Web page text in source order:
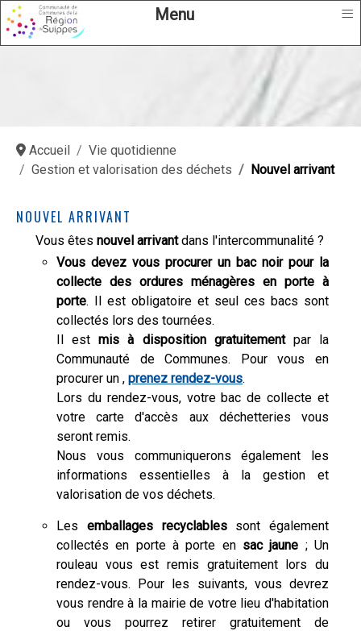
Menu ≡
Accueil
Vie quotidienne
Gestion et valorisation des déchets
Nouvel arrivant
NOUVEL ARRIVANT
Vous êtes nouvel arrivantdans l'intercommunalité ?
Vous devez vous procurer un bac noir pour la
collecte des ordures ménagères en porte à
porte. Il est obligatoire et seul ces bacs sont
collectés lors des tournées.
Il est mis à disposition gratuitement par la
Communauté de Communes. Pour vous en
procurer un , prenez rendez-vous.
Lors du rendez-vous, votre bac de collecte et
votre carte d'accès aux déchetteries vous
seront remis.
Nous vous communiquerons également les
informations essentielles à la gestion et
valorisation de vos déchets.
Les emballages recyclablessont également
collectés en porte à porte en sac jaune ; Un
rouleau vous est remis gratuitement lors du
rendez-vous. Pour les suivants, vous devrez
vous rendre à la mairie de votre lieu d'habitation
ou vous pourrez retirer gratuitement de